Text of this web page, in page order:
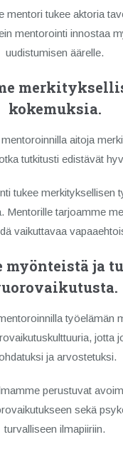
mentori tukee aktoria
mentorointi innostaa
uudistumisen äärelle.
kokemuksia.
aitoja
tutkitusti edistävät
tukee merkityksellisen
Mentorille tarjoamme
vaikuttavaa
myönteistä ja
työelämän
jotta
ja arvostetuksi.
perustuvat
sekä
turvalliseen ilmapiiriin.